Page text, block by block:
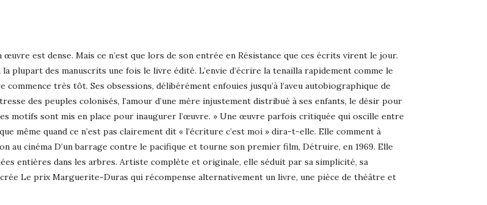
est dense. Mais ce n’est que lors de son entrée en Résistance que ces écrits virent le jour.
plupart des manuscrits une fois le livre édité. L’envie d’écrire la tenailla rapidement comme le
très tôt. Ses obsessions, délibérément enfouies jusqu’à l’aveu autobiographique de
des peuples colonisés, l’amour d’une mère injustement distribué à ses enfants, le désir pour
motifs sont mis en place pour inaugurer l’œuvre. » Une œuvre parfois critiquée qui oscille entre
même quand ce n’est pas clairement dit « l’écriture c’est moi » dira-t-elle. Elle comment à
au cinéma D’un barrage contre le pacifique et tourne son premier film, Détruire, en 1969. Elle
entières dans les arbres. Artiste complète et originale, elle séduit par sa simplicité, sa
Le prix Marguerite-Duras qui récompense alternativement un livre, une pièce de théâtre et